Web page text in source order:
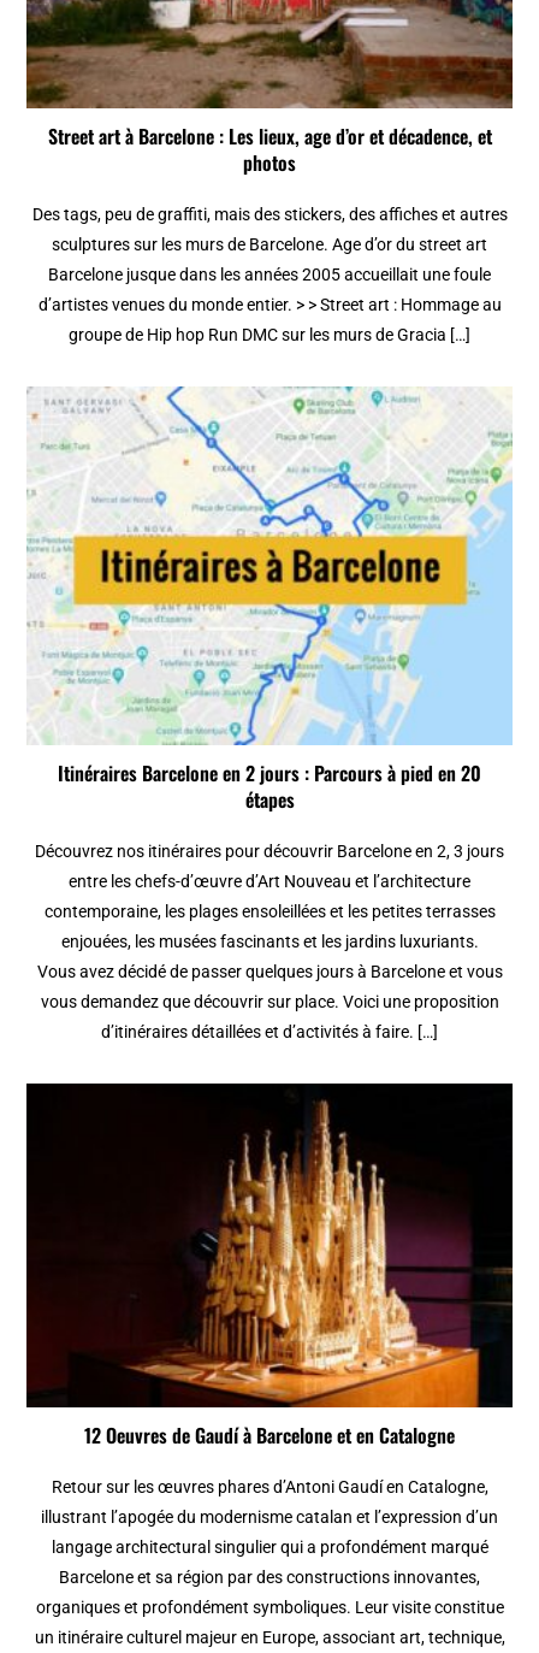
Street art à Barcelone : Les lieux, age d’or et décadence, et
photos
Des tags, peu de graffiti, mais des stickers, des affiches et autres
sculptures sur les murs de Barcelone. Age d’or du street art
Barcelone jusque dans les années 2005 accueillait une foule
d’artistes venues du monde entier. > > Street art : Hommage au
groupe de Hip hop Run DMC sur les murs de Gracia […]
Itinéraires Barcelone en 2 jours : Parcours à pied en 20
étapes
Découvrez nos itinéraires pour découvrir Barcelone en 2, 3 jours
entre les chefs-d’œuvre d’Art Nouveau et l’architecture
contemporaine, les plages ensoleillées et les petites terrasses
enjouées, les musées fascinants et les jardins luxuriants.
Vous avez décidé de passer quelques jours à Barcelone et vous
vous demandez que découvrir sur place. Voici une proposition
d’itinéraires détaillées et d’activités à faire. […]
12 Oeuvres de Gaudí à Barcelone et en Catalogne
Retour sur les œuvres phares d’Antoni Gaudí en Catalogne,
illustrant l’apogée du modernisme catalan et l’expression d’un
langage architectural singulier qui a profondément marqué
Barcelone et sa région par des constructions innovantes,
organiques et profondément symboliques. Leur visite constitue
un itinéraire culturel majeur en Europe, associant art, technique,